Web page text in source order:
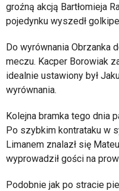
groźną akcją Bartłomieja
pojedynku wyszedł
Do wyrównania Obrzanka
meczu. Kacper Borowiak
idealnie ustawiony był
wyrównania.
Kolejna bramka tego dnia
Po szybkim kontrataku w
Limanem znalazł się
wyprowadził gości na
Podobnie jak po stracie